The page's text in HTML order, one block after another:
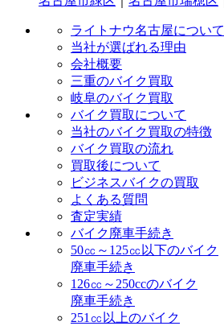
ライトナウ名古屋について
当社が選ばれる理由
会社概要
三重のバイク買取
岐阜のバイク買取
バイク買取について
当社のバイク買取の特徴
バイク買取の流れ
買取後について
ビジネスバイクの買取
よくある質問
査定実績
バイク廃車手続き
50㏄～125㏄以下のバイク
廃車手続き
126㏄～250ccのバイク
廃車手続き
251㏄以上のバイク